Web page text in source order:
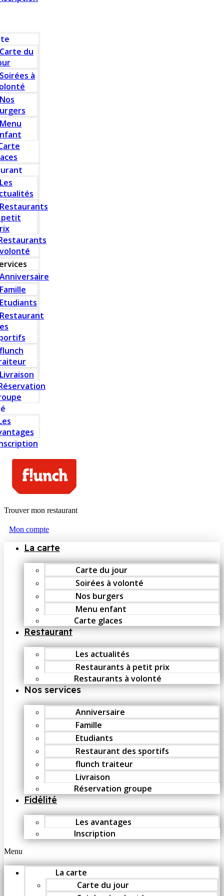
Carte du
Soirées à
Nos
Menu
Les
Restaurants
petit
Anniversaire
Famille
Etudiants
Restaurant
flunch
Livraison
Trouver mon restaurant
Mon compte
La carte
Carte du jour
Soirées à volonté
Nos burgers
Menu enfant
Carte glaces
Restaurant
Les actualités
Restaurants à petit prix
Restaurants à volonté
Nos services
Anniversaire
Famille
Etudiants
Restaurant des sportifs
flunch traiteur
Livraison
Réservation groupe
Fidélité
Les avantages
Inscription
Menu
La carte
Carte du jour